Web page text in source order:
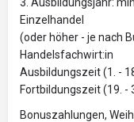
Einzelhandel
(oder höher - je nach
Handelsfachwirt:in
Ausbildungszeit (1. -
Fortbildungszeit (19. -
Bonuszahlungen,